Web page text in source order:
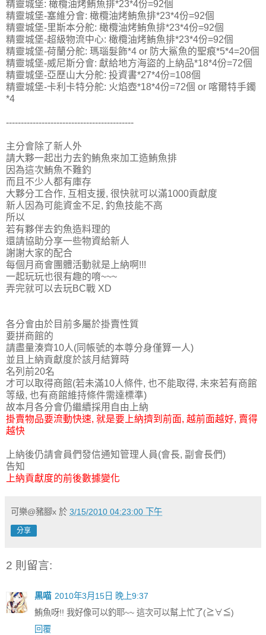
精靈城堡: 橄欖油烤鮪魚排*23*4份=92個
精靈城堡-塞維分會: 橄欖油烤鮪魚排*23*4份=92個
精靈城堡-里斯本分舵: 橄欖油烤鮪魚排*23*4份=92個
精靈城堡-超級物流中心: 橄欖油烤鮪魚排*23*4份=92個
精靈城堡-荷蘭分舵: 瑪瑙髮飾*4 or 防大鯊魚的聖痕*5*4=20個
精靈城堡-威尼斯分會: 獻給地方海盜的上納品*18*4份=72個
精靈城堡-亞歷山大分舵: 投資書*27*4份=108個
精靈城堡-卡利卡特分舵: 火焰壺*18*4份=72個 or 喀爾特手鐲
*4
-------------------------------------------
主分會除了新人外
請大夥一起出力去釣鮪魚來加工造鮪魚排
因為這次鮪魚不難釣
而且不少人都有庫存
大夥分工合作, 互相支援, 很快就可以滿1000貢獻度
新人因為可能資金不足, 釣魚技能不高
所以
若有夥伴去釣魚造料理的
還請協助分享一些物資給新人
謝謝大家的配合
每個月商會團體活動就是上納啊!!!
一起玩玩也很有趣的唷~~~
弄完就可以去玩BC戰 XD
各分會由於目前多屬於掛賣性質
要拼商館的
請盡量湊齊10人(同帳號的本尊分身僅算一人)
並且上納貢獻度於該月結算時
名列前20名
才可以取得商館(若未滿10人條件, 也不能取得, 未來若有商館
等級, 也有商館維持條件需達標準)
故本月各分會仍繼續採用自由上納
掛賣物品要流動快速, 就是要上納擠到前面, 越前面越好, 賣得
越快
上納後仍請會員們發信通知管理人員(會長, 副會長們)
告知
上納貢獻度的前後數據變化
可樂@豬腳x 於 3/15/2010 04:23:00 下午
分享
2 則留言:
黒喵 2010年3月15日 晚上9:37
鮪魚呀!! 我好像可以釣耶~~ 這次可以幫上忙了(≧∀≦)
回覆